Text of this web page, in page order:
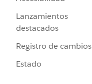
Lanzamientos
destacados
Registro de cambios
Estado